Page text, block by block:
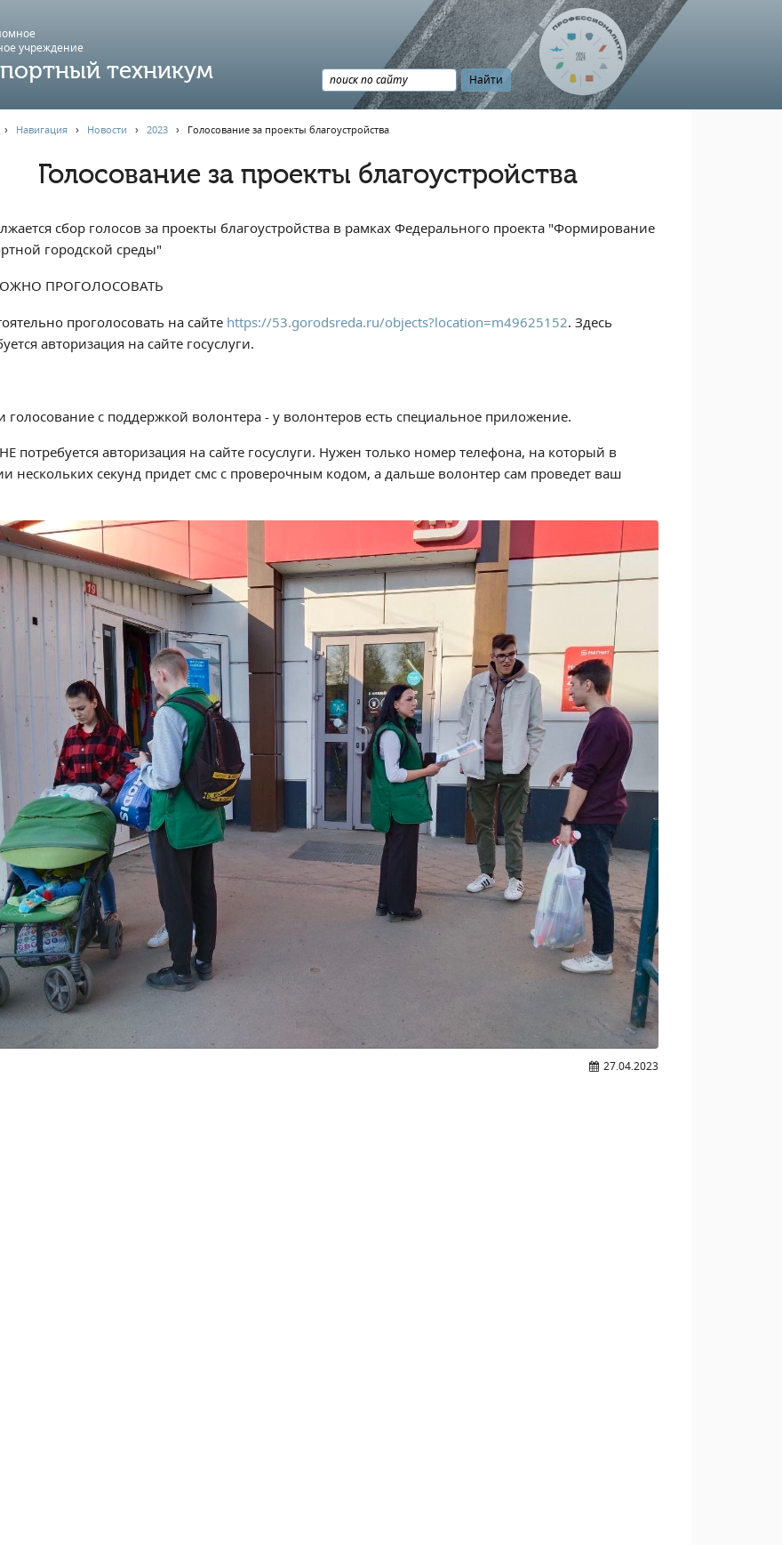
учреждение
техникум
Навигация› Новости › 2023› Голосование за проекты благоустройства
Голосование за проекты благоустройства
сбор голосов за проекты благоустройства в рамках Федерального проекта "Формирование
городской среды"
ПРОГОЛОСОВАТЬ
проголосовать на сайте https://53.gorodsreda.ru/objects?location=m49625152. Здесь
авторизация на сайте госуслуги.
голосование с поддержкой волонтера - у волонтеров есть специальное приложение.
потребуется авторизация на сайте госуслуги. Нужен только номер телефона, на который в
нескольких секунд придет смс с проверочным кодом, а дальше волонтер сам проведет ваш
27.04.2023